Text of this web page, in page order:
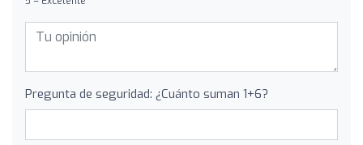
Pregunta de seguridad: ¿Cuánto suman 1+6?